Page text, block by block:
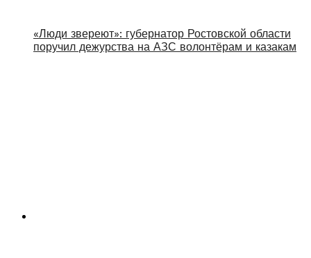
«Люди звереют»: губернатор Ростовской области
поручил дежурства на АЗС волонтёрам и казакам